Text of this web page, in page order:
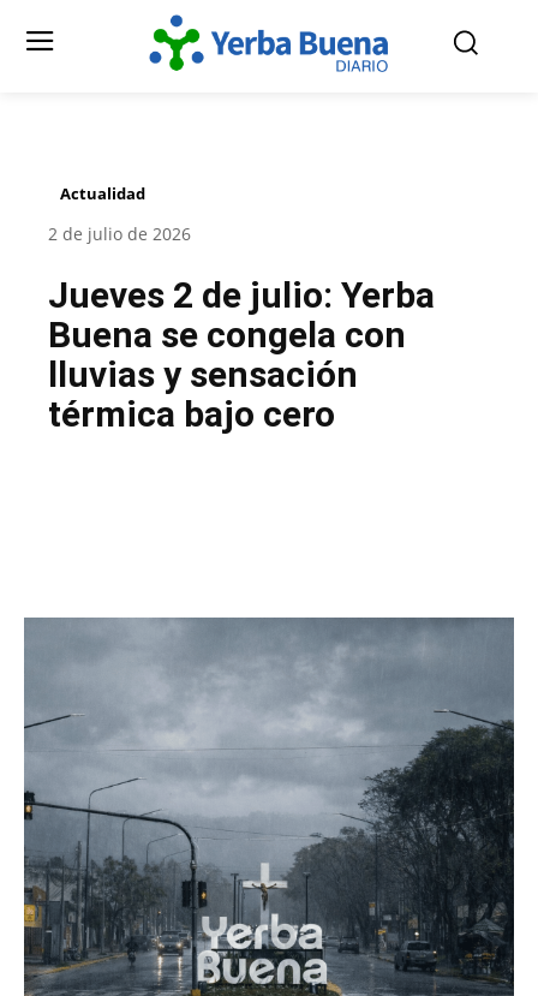
Actualidad
2 de julio de 2026
Jueves 2 de julio: Yerba
Buena se congela con
lluvias y sensación
térmica bajo cero